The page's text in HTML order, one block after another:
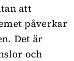
att
påverkar
Det är
och